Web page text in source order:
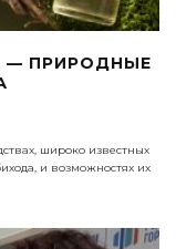
— ПРИРОДНЫЕ
широко известных
и возможностях их